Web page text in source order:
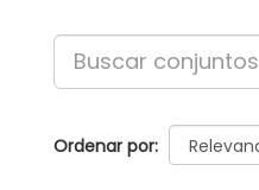
Ordenar por